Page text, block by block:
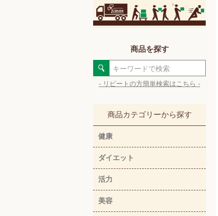
商品を探す
- リピートの方簡単検索はこちら -
商品カテゴリーから探す
健康
ダイエット
活力
美容